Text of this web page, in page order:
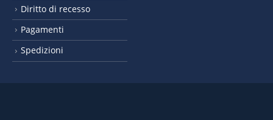
Diritto di recesso
Pagamenti
Spedizioni